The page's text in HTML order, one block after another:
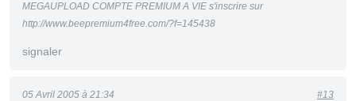
MEGAUPLOAD COMPTE PREMIUM A VIE s'inscrire sur
http://www.beepremium4free.com/?f=145438
signaler
05 Avril 2005 à 21:34 #13